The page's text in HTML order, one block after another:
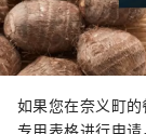
如果您在奈义町
专用表格进行申